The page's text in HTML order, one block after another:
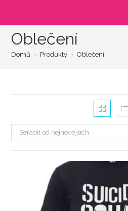
Oblečení
Domů > Produkty > Oblečení
Seřadit od nejnovějších